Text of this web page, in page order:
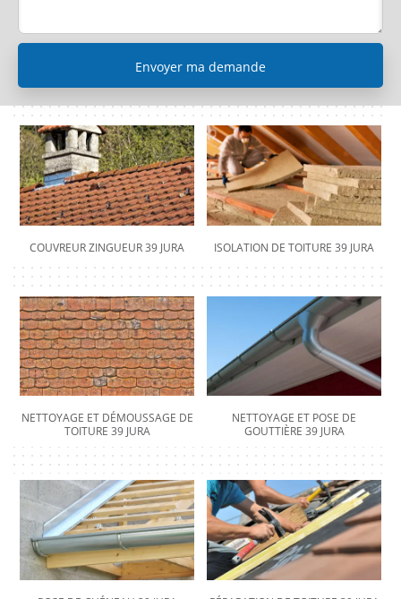
COUVREUR ZINGUEUR 39 JURA ISOLATION DE TOITURE 39 JURA
NETTOYAGE ET DÉMOUSSAGE DE
TOITURE 39 JURA
NETTOYAGE ET POSE DE
GOUTTIÈRE 39 JURA